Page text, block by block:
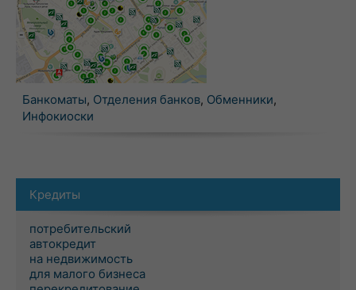
Банкоматы, Отделения банков, Обменники,
Инфокиоски
Кредиты
потребительский
автокредит
на недвижимость
для малого бизнеса